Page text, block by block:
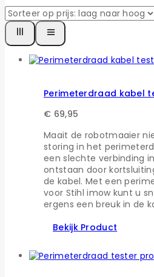
Perimeterdraad kabel
€ 69,95
Maait de robotmaaier
storing in het
een slechte verbinding
ontstaan door
de kabel. Met een
voor Stihl imow kunt u
ergens een breuk in de
Bekijk Product